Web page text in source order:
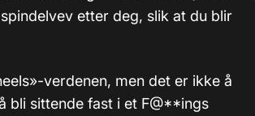
etter deg, slik at du blir
verdenen, men det er ikke å
bli sittende fast i et F@**ings